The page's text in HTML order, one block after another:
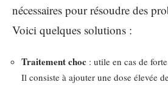
nécessaires pour résoudre des
Voici quelques solutions :
Traitement choc : utile en cas de
Il consiste à ajouter une dose élevée